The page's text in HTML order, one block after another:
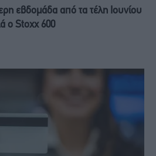
εβδομάδα από τα τέλη Ιουνίου
ο Stoxx 600